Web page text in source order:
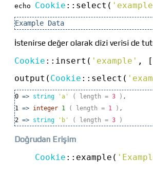
echo Cookie :: select(
Example Data
İstenirse değer olarak dizi verisi de
Cookie :: insert( 'example' , [
output( Cookie :: select(
0 => string 'a' ( length = 3 ) ,
1 => integer 1 ( length = 1 ) ,
2 => string 'b' ( length = 3 )
Doğrudan Erişim
Cookie :: example(